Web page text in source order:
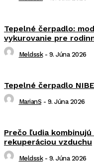
Tepelné čerpadlo:
vykurovanie pre
Meldssk - 9. Júna 2026
Tepelné čerpadlo
MarianS - 9. Júna 2026
Prečo ľudia
rekuperáciou vzduchu
Meldssk - 9. Júna 2026